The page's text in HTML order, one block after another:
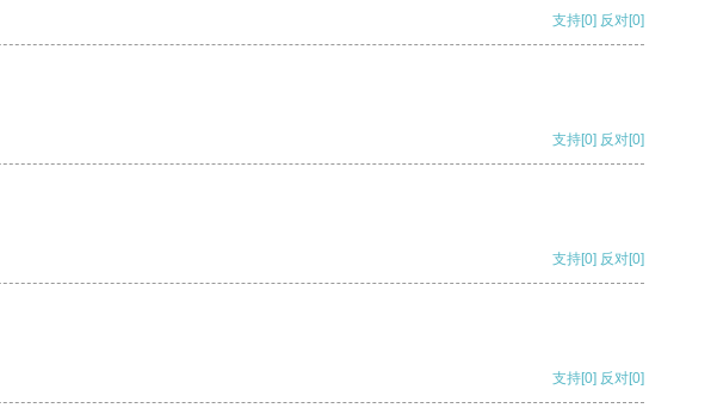
支持[0] 反对[0]
支持[0] 反对[0]
支持[0] 反对[0]
支持[0] 反对[0]